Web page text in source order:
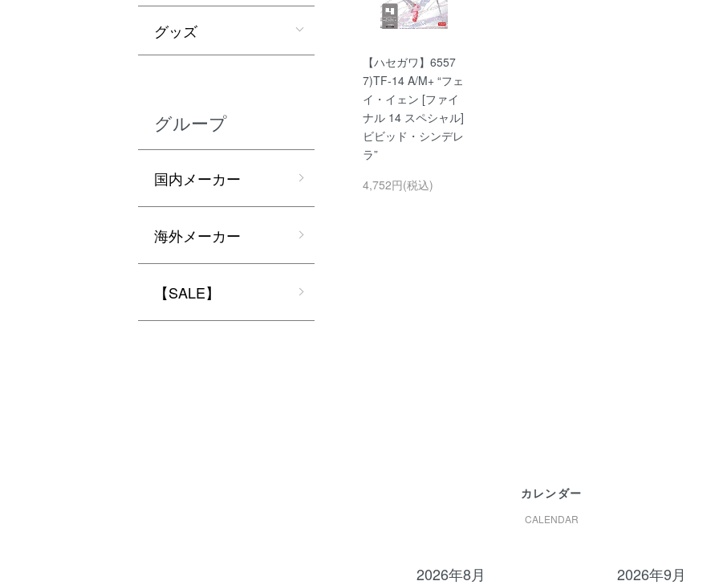
【ハセガワ】6557
7)TF-14 A/M+ “フェ
イ・イェン [ファイ
ナル 14 スペシャル]
ビビッド・シンデレ
ラ”
4,752円(税込)
グッズ
グループ
国内メーカー
海外メーカー
【SALE】
カレンダー
CALENDAR
2026年8月 2026年9月